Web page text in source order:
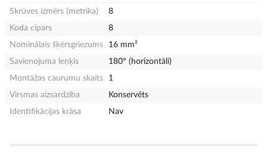
Skrūves izmērs (metrika)
8
Koda cipars
8
Nominālais šķērsgriezums
16 mm²
Savienojuma leņķis
180° (horizontāli)
Montāžas caurumu skaits
1
Virsmas aizsardzība
Konservēts
Identifikācijas krāsa
Nav